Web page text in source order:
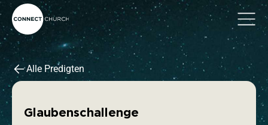
Alle Predigten
Glaubenschallenge